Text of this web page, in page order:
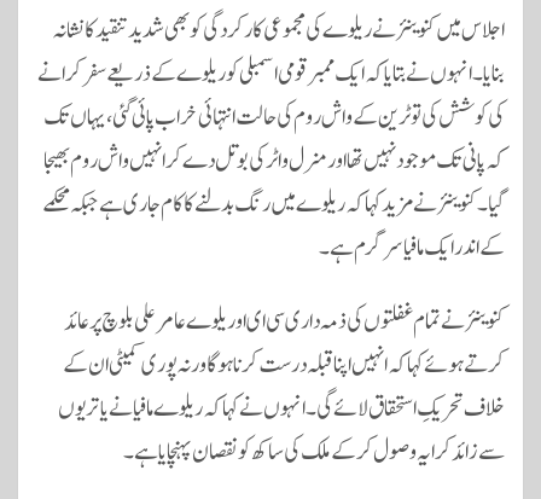
اجلاس میں کنوینئر نے ریلوے کی مجموعی کارکردگی کو بھی شدید تنقید کا نشانہ
بنایا۔ انہوں نے بتایا کہ ایک ممبر قومی اسمبلی کو ریلوے کے ذریعے سفر کرانے
کی کوشش کی تو ٹرین کے واش روم کی حالت انتہائی خراب پائی گئی، یہاں تک
کہ پانی تک موجود نہیں تھا اور منرل واٹر کی بوتل دے کر انہیں واش روم بھیجا
گیا۔ کنوینئر نے مزید کہا کہ ریلوے میں رنگ بدلنے کا کام جاری ہے جبکہ محکمے
کے اندر ایک مافیا سرگرم ہے۔
کنوینئر نے تمام غفلتوں کی ذمہ داری سی ای او ریلوے عامر علی بلوچ پر عائد
کرتے ہوئے کہا کہ انہیں اپنا قبلہ درست کرنا ہوگا ورنہ پوری کمیٹی ان کے
خلاف تحریکِ استحقاق لائے گی۔ انہوں نے کہا کہ ریلوے مافیا نے یاتریوں
سے زائد کرایہ وصول کر کے ملک کی ساکھ کو نقصان پہنچایا ہے۔